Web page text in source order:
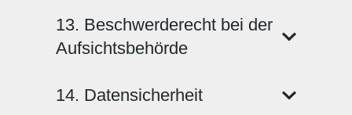
13. Beschwerderecht bei der
Aufsichtsbehörde
14. Datensicherheit